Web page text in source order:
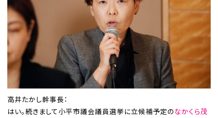
高井たかし幹事長：
はい。続きまして小平市議会議員選挙に立候補予定のなかくら茂